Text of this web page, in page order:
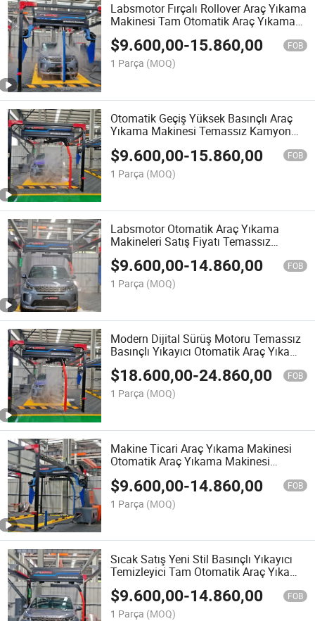
Labsmotor Fırçalı Rollover Araç Yıkama
Makinesi Tam Otomatik Araç Yıkama
Makinesi
$9.600,00-15.860,00 FOB
1 Parça (MOQ)
Otomatik Geçiş Yüksek Basınçlı Araç
Yıkama Makinesi Temassız Kamyon
$9.600,00-15.860,00 FOB
1 Parça (MOQ)
Labsmotor Otomatik Araç Yıkama
Makineleri Satış Fiyatı Temassız
Yüksek Basınçlı Araç Yıkayıcı
$9.600,00-14.860,00 FOB
1 Parça (MOQ)
Modern Dijital Sürüş Motoru Temassız
Basınçlı Yıkayıcı Otomatik Araç Yıkama
Makinesi
$18.600,00-24.860,00 FOB
1 Parça (MOQ)
Makine Ticari Araç Yıkama Makinesi
Otomatik Araç Yıkama Makinesi
$9.600,00-14.860,00 FOB
1 Parça (MOQ)
Sıcak Satış Yeni Stil Basınçlı Yıkayıcı
Temizleyici Tam Otomatik Araç Yıkama
Makinesi
$9.600,00-14.860,00 FOB
1 Parça (MOQ)